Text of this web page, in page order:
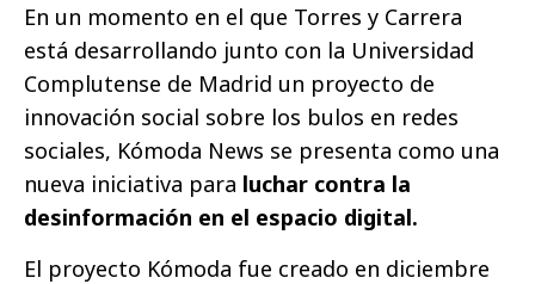
En un momento en el que Torres y Carrera
está desarrollando junto con la Universidad
Complutense de Madrid un proyecto de
innovación social sobre los bulos en redes
sociales, Kómoda News se presenta como una
nueva iniciativa para luchar contra la
desinformación en el espacio digital.
El proyecto Kómoda fue creado en diciembre